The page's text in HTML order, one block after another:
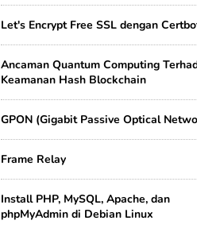
Let's Encrypt Free SSL dengan
Ancaman Quantum Computing
Keamanan Hash Blockchain
GPON (Gigabit Passive Optical
Frame Relay
Install PHP, MySQL, Apache, dan
phpMyAdmin di Debian Linux